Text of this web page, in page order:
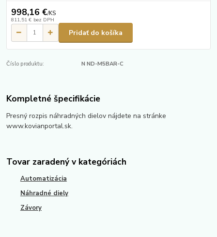
998,16 €/KS
811,51 € bez DPH
Pridať do košíka
Číslo produktu: N ND-M5BAR-C
Kompletné špecifikácie
Presný rozpis náhradných dielov nájdete na stránke
www.kovianportal.sk.
Tovar zaradený v kategóriách
Automatizácia
Náhradné diely
Závory